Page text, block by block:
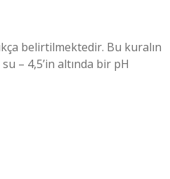
belirtilmektedir. Bu kuralın
– 4,5’in altında bir pH